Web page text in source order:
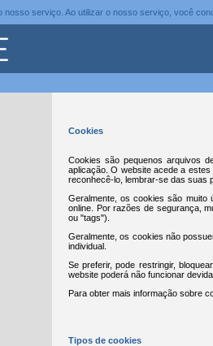
nosso serviço. Ao utilizar o nosso serviço, você
Cookies
Cookies são pequenos arquivos
aplicação. O website acede a
reconhecê-lo, lembrar-se das suas
Geralmente, os cookies são muito
online. Por razões de segurança,
ou "tags").
Geralmente, os cookies não
individual.
Se preferir, pode restringir,
website poderá não funcionar
Para obter mais informação sobre
Tipos de cookies